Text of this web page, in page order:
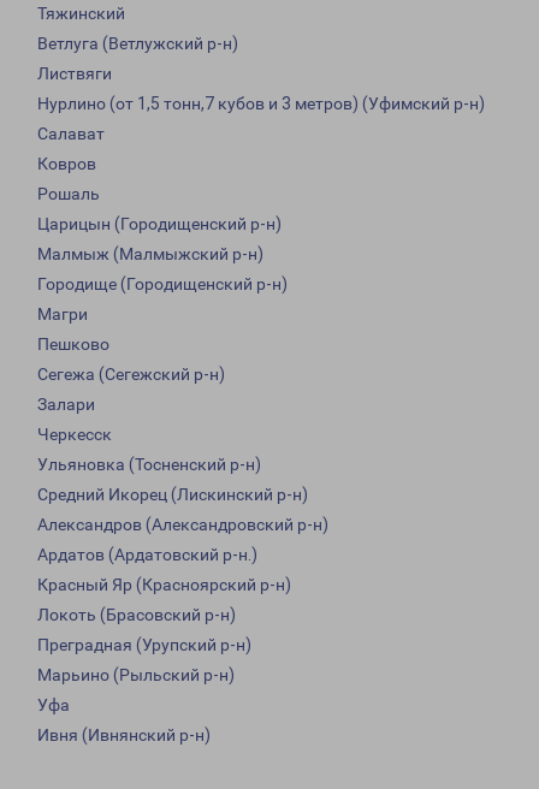
Тяжинский
Ветлуга (Ветлужский р-н)
Листвяги
Нурлино (от 1,5 тонн,7 кубов и 3 метров) (Уфимский р-н)
Салават
Ковров
Рошаль
Царицын (Городищенский р-н)
Малмыж (Малмыжский р-н)
Городище (Городищенский р-н)
Магри
Пешково
Сегежа (Сегежский р-н)
Залари
Черкесск
Ульяновка (Тосненский р-н)
Средний Икорец (Лискинский р-н)
Александров (Александровский р-н)
Ардатов (Ардатовский р-н.)
Красный Яр (Красноярский р-н)
Локоть (Брасовский р-н)
Преградная (Урупский р-н)
Марьино (Рыльский р-н)
Уфа
Ивня (Ивнянский р-н)